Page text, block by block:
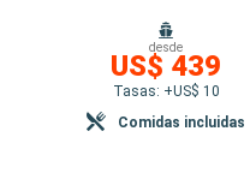
desde
US$ 439
Tasas: +US$ 10
Comidas incluidas